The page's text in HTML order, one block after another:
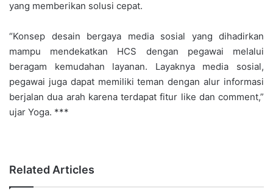
yang memberikan solusi cepat.
“Konsep desain bergaya media sosial yang dihadirkan
mampu mendekatkan HCS dengan pegawai melalui
beragam kemudahan layanan. Layaknya media sosial,
pegawai juga dapat memiliki teman dengan alur informasi
berjalan dua arah karena terdapat fitur like dan comment,”
ujar Yoga. ***
Related Articles